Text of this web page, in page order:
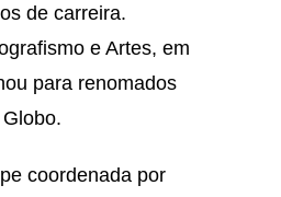
de carreira.
e Artes, em
para renomados
coordenada por